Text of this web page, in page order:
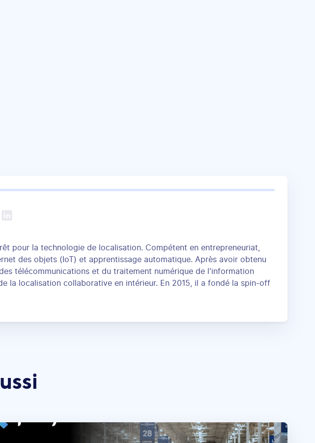
pour la technologie de localisation. Compétent en entrepreneuriat,
des objets (IoT) et apprentissage automatique. Après avoir obtenu
télécommunications et du traitement numérique de l'information
la localisation collaborative en intérieur. En 2015, il a fondé la spin-off